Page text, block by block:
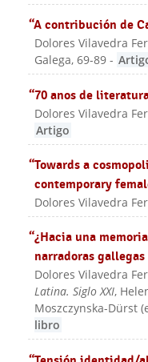
“A contribución de
Dolores Vilavedra
Galega, 69-89 -
“70 anos de
Dolores Vilavedra
Artigo
“Towards a
contemporary
Dolores Vilavedra
“¿Hacia una
narradoras gallegas
Dolores Vilavedra
Latina. Siglo XXI,
Moszczynska-Dürst
libro